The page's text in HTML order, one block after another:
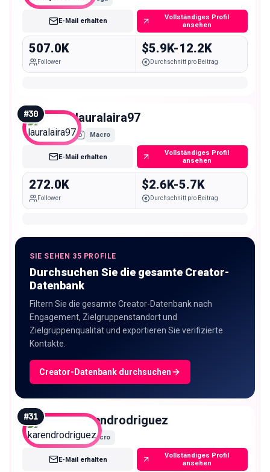
E-Mail erhalten
Vollständiges Profil
ansehen
507.0K
Follower
$5.9K-12.2K
Durchschnitt pro Beitrag
#30 lauralaira97
Macro
E-Mail erhalten
Vollständiges Profil
ansehen
272.0K
Follower
$2.6K-5.7K
Durchschnitt pro Beitrag
SIE SEHEN 35 PROFILE
Durchsuchen Sie die gesamte Creator-
Datenbank
Filtern Sie die gesamte Creator-Datenbank nach
Engagement, Zielgruppenstandort und
Zielgruppenqualität und exportieren Sie verifizierte
Kontakte.
Creator-Datenbank durchsuchen
#31 karendrodriguez
Macro
E-Mail erhalten
Vollständiges Profil
ansehen